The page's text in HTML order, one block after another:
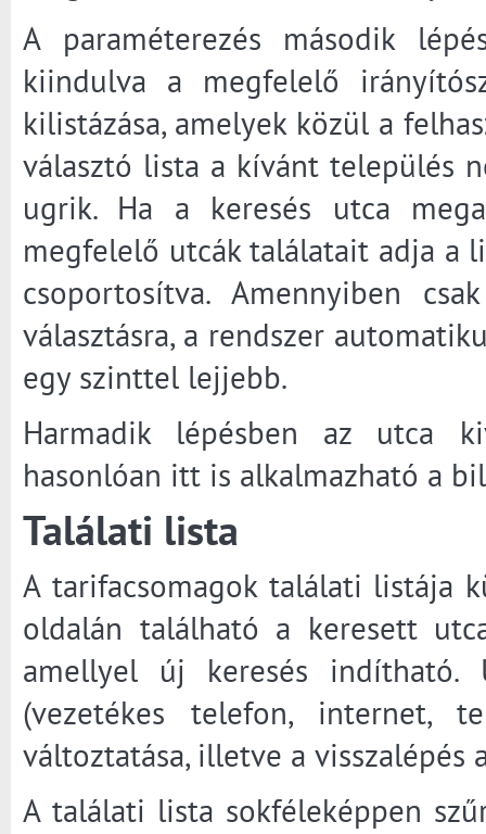
A paraméterezés második
kiindulva a megfelelő
kilistázása, amelyek közül a
választó lista a kívánt település
ugrik. Ha a keresés utca
megfelelő utcák találatait adja a
csoportosítva. Amennyiben
választásra, a rendszer
egy szinttel lejjebb.
Harmadik lépésben az utca
hasonlóan itt is alkalmazható a
Találati lista
A tarifacsomagok találati listája
oldalán található a keresett
amellyel új keresés indítható.
(vezetékes telefon, internet,
változtatása, illetve a visszalépés
A találati lista sokféleképpen